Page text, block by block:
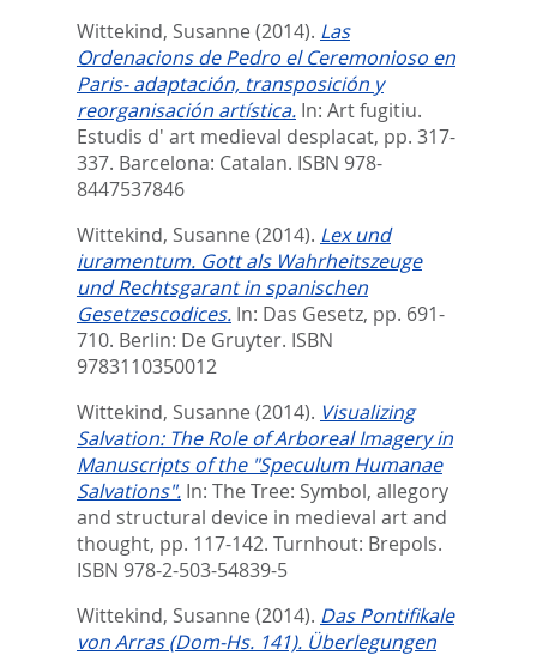
Wittekind, Susanne (2014). Las
Ordenacions de Pedro el Ceremonioso en
Paris- adaptación, transposición y
reorganisación artística. In: Art fugitiu.
Estudis d' art medieval desplacat, pp. 317-
337. Barcelona: Catalan. ISBN ‎978-
8447537846
Wittekind, Susanne (2014). Lex und
iuramentum. Gott als Wahrheitszeuge
und Rechtsgarant in spanischen
Gesetzescodices. In: Das Gesetz, pp. 691-
710. Berlin: De Gruyter. ISBN
9783110350012
Wittekind, Susanne (2014). Visualizing
Salvation: The Role of Arboreal Imagery in
Manuscripts of the "Speculum Humanae
Salvations". In: The Tree: Symbol, allegory
and structural device in medieval art and
thought, pp. 117-142. Turnhout: Brepols.
ISBN 978-2-503-54839-5
Wittekind, Susanne (2014). Das Pontifikale
von Arras (Dom-Hs. 141). Überlegungen